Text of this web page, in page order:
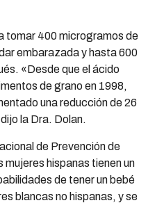
tomar 400 microgramos de
embarazada y hasta 600
«Desde que el ácido
de grano en 1998,
una reducción de 26
la Dra. Dolan.
de Prevención de
hispanas tienen un
de tener un bebé
blancas no hispanas, y se